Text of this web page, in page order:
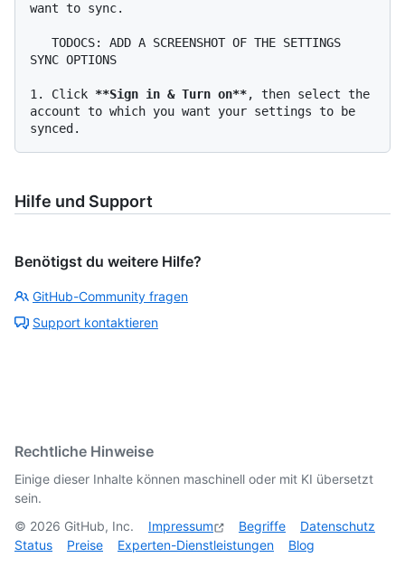
want to sync.
SYNC OPTIONS
1. Click **Sign in & Turn on**, then select the
account to which you want your settings to be
Hilfe und Support
Benötigst du weitere Hilfe?
GitHub-Community fragen
Support kontaktieren
Rechtliche Hinweise
Einige dieser Inhalte können maschinell oder mit KI übersetzt
sein.
© 2026 GitHub, Inc. Impressum Begriffe
Datenschutz
Status
Preise Experten-Dienstleistungen Blog